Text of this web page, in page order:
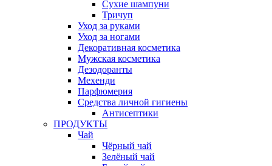
Сухие шампуни
Тричуп
Уход за руками
Уход за ногами
Декоративная косметика
Мужская косметика
Дезодоранты
Мехенди
Парфюмерия
Средства личной гигиены
Антисептики
ПРОДУКТЫ
Чай
Чёрный чай
Зелёный чай